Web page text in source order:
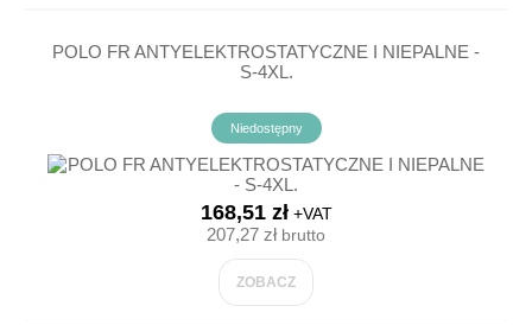
POLO FR ANTYELEKTROSTATYCZNE I NIEPALNE -
S-4XL.
Niedostępny
168,51 zł+VAT
207,27 złbrutto
ZOBACZ